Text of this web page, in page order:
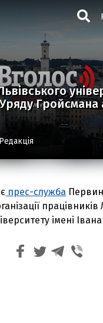
Гройсмана
Редакція
прес-служба
працівників
імені